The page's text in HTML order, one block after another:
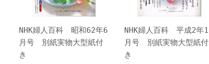
NHK婦人百科 昭和62年6
月号 別紙実物大型紙付
き
NHK婦人百科 平成2年1
月号 別紙実物大型紙付
き